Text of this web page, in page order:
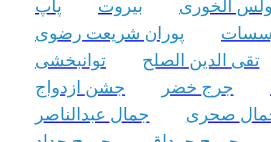
الخوری
بیروت
پاپ
پوران شریعت رضوی
تقی الدین الصلح
توانبخشی
جرج خضر
جشن ازدواج
صحری
جمال عبدالناصر